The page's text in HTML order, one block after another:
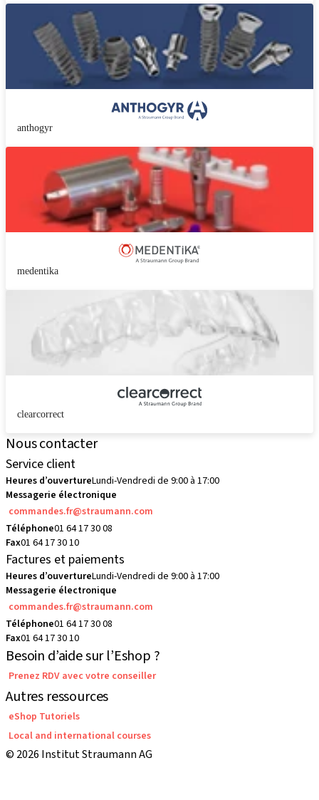
anthogyr
medentika
clearcorrect
Nous contacter
Service client
Heures d’ouvertureLundi-Vendredi de 9:00 à 17:00
Messagerie électronique
commandes.fr@straumann.com
Téléphone01 64 17 30 08
Fax01 64 17 30 10
Factures et paiements
Heures d’ouvertureLundi-Vendredi de 9:00 à 17:00
Messagerie électronique
commandes.fr@straumann.com
Téléphone01 64 17 30 08
Fax01 64 17 30 10
Besoin d’aide sur l’Eshop ?
Prenez RDV avec votre conseiller
Autres ressources
eShop Tutoriels
Local and international courses
© 2026 Institut Straumann AG